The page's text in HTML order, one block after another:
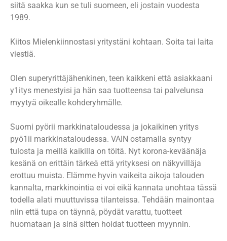
siitä saakka kun se tuli suomeen, eli jostain vuodesta
1989.
Kiitos Mielenkiinnostasi yritystäni kohtaan. Soita tai laita
viestiä.
Olen superyrittäjähenkinen, teen kaikkeni että asiakkaani
y1itys menestyisi ja hän saa tuotteensa tai palvelunsa
myytyä oikealle kohderyhmälle.
Suomi pyörii markkinataloudessa ja jokaikinen yritys
pyö1ii markkinataloudessa. VAIN ostamalla syntyy
tulosta ja meillä kaikilla on töitä. Nyt korona-keväänäja
kesänä on erittäin tärkeä että yrityksesi on näkyvilläja
erottuu muista. Elämme hyvin vaikeita aikoja talouden
kannalta, markkinointia ei voi eikä kannata unohtaa tässä
todella alati muuttuvissa tilanteissa. Tehdään mainontaa
niin että tupa on täynnä, pöydät varattu, tuotteet
huomataan ja sinä sitten hoidat tuotteen myynnin.